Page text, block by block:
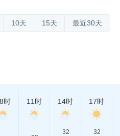
10天 15天 最近30天
时 11时 14时 17时